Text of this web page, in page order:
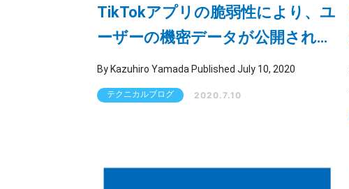
TikTokアプリの脆弱性により、ユ
ーザーの機密データが公開されう
る状況だったBy Kazuhiro Yamada Published July 10, 2020
テクニカルブログ 2020.7.10